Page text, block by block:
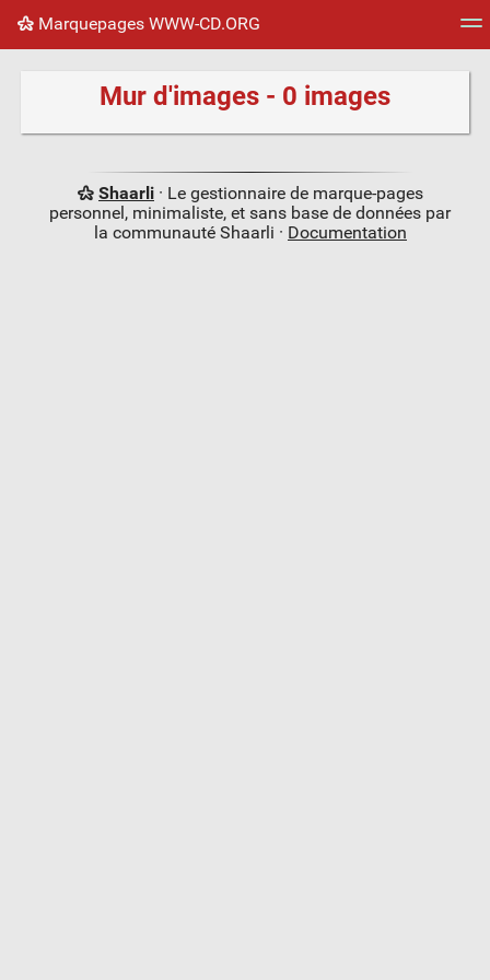
Marquepages WWW-CD.ORG
Flux
Mur d'images - 0 images
Shaarli· Le gestionnaire de marque-pages
personnel, minimaliste, et sans base de données par
la communauté Shaarli · Documentation